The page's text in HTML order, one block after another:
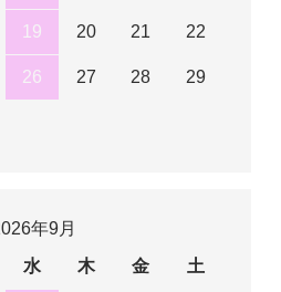
19 20 21 22
26 27 28 29
年9月
水 木 金 土